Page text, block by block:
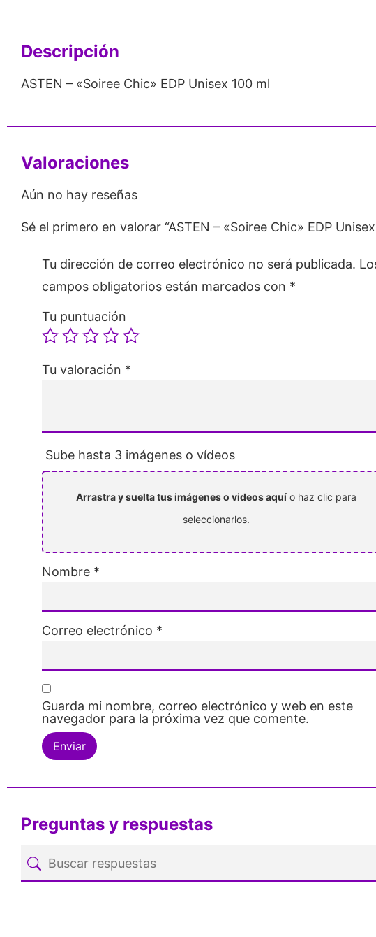
Descripción
ASTEN – «Soiree Chic» EDP Unisex 100 ml
Valoraciones
Aún no hay reseñas
Sé el primero en valorar “ASTEN – «Soiree Chic» EDP
Tu dirección de correo electrónico no será publicada.
campos obligatorios están marcados con *
Tu puntuación
Tu valoración *
Sube hasta 3 imágenes o vídeos
Arrastra y suelta tus imágenes o videos aquí o haz clic para
seleccionarlos.
Nombre *
Correo electrónico *
Guarda mi nombre, correo electrónico y web en este
navegador para la próxima vez que comente.
Preguntas y respuestas